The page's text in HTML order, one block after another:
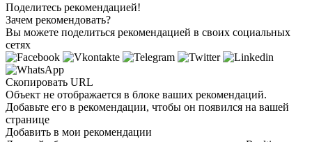
Поделитесь рекомендацией!
Зачем рекомендовать?
Вы можете поделиться рекомендацией в своих социальных
сетях
Скопировать URL
Объект не отображается в блоке ваших рекомендаций.
Добавьте его в рекомендации, чтобы он появился на вашей
странице
Добавить в мои рекомендации